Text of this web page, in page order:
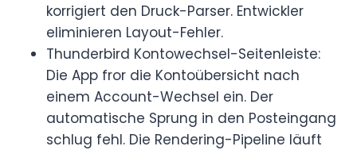
korrigiert den Druck-Parser. Entwickler
eliminieren Layout-Fehler.
Thunderbird Kontowechsel-Seitenleiste:
Die App fror die Kontoübersicht nach
einem Account-Wechsel ein. Der
automatische Sprung in den Posteingang
schlug fehl. Die Rendering-Pipeline läuft